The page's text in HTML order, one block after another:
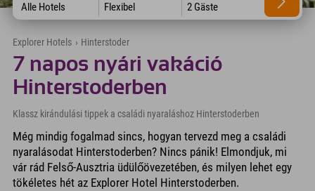
Alle Hotels Flexibel 2 Gäste
Explorer Hotels › Hinterstoder
7 napos nyári vakáció
Hinterstoderben
Klassz kirándulási tippek a családi nyaraláshoz Hinterstoderben
Még mindig fogalmad sincs, hogyan tervezd meg a családi
nyaralásodat Hinterstoderben? Nincs pánik! Elmondjuk, mi
vár rád Felső-Ausztria üdülőövezetében, és milyen lehet egy
tökéletes hét az Explorer Hotel Hinterstoderben.